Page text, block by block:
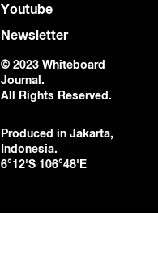
Youtube
Newsletter
© 2023 Whiteboard
Journal.
All Rights Reserved.
Produced in Jakarta,
Indonesia.
6°12'S 106°48'E